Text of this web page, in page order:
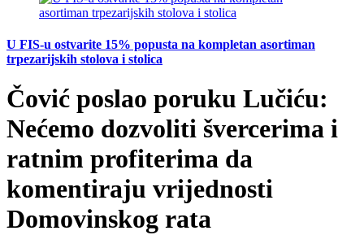
U FIS-u ostvarite 15% popusta na kompletan asortiman
trpezarijskih stolova i stolica
Čović poslao poruku Lučiću:
Nećemo dozvoliti švercerima i
ratnim profiterima da
komentiraju vrijednosti
Domovinskog rata